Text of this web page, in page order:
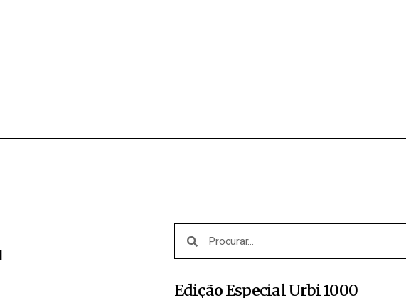
Edição Especial Urbi 1000